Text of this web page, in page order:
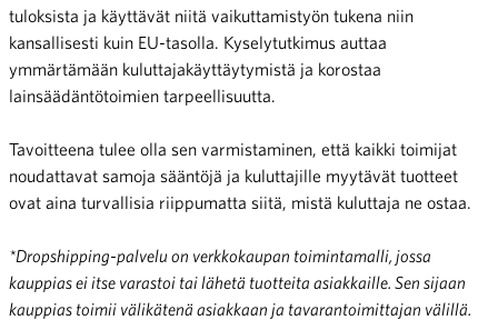
tuloksista ja käyttävät niitä vaikuttamistyön tukena niin
kansallisesti kuin EU-tasolla. Kyselytutkimus auttaa
ymmärtämään kuluttajakäyttäytymistä ja korostaa
lainsäädäntötoimien tarpeellisuutta.
Tavoitteena tulee olla sen varmistaminen, että kaikki toimijat
noudattavat samoja sääntöjä ja kuluttajille myytävät tuotteet
ovat aina turvallisia riippumatta siitä, mistä kuluttaja ne ostaa.
*Dropshipping-palvelu on verkkokaupan toimintamalli, jossa
kauppias ei itse varastoi tai lähetä tuotteita asiakkaille. Sen sijaan
kauppias toimii välikätenä asiakkaan ja tavarantoimittajan välillä.